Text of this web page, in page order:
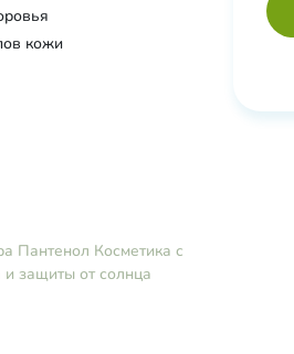
кожи
Пантенол Косметика с
и защиты от солнца